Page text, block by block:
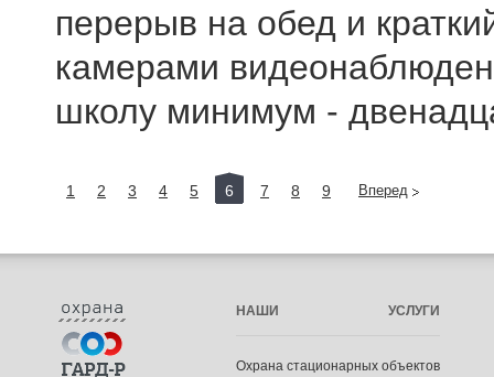
перерыв на обед и
камерами
школу минимум -
1 2 3 4 5 6 7 8 9 Вперед
НАШИ УСЛУГИ
Охрана стационарных объектов